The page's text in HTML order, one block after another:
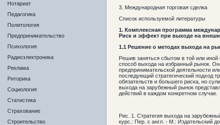
Нотариат
Педагогика
Политология
Предпринимательство
Психология
Радиоэлектроника
Реклама
Риторика
Социология
Статистика
Страхование
Строительство
3. Международная торговая сделка
Список используемой литературы
1. Комплексная программа
Риск и эффект при выходе на
1.1 Решение о методах выхода на
Решив заняться сбытом в той или
способ выхода на избранный рынок.
предпринимательской деятельности
последующий стратегический подход
обязательств и большего риска, но
выхода на зарубежный рынок
действий в каждом конкретном случае.
Рис. 1. Стратегия выхода на
курс.: Пер. с англ. - М.: Издательский